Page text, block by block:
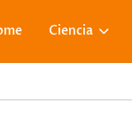
Ciencia